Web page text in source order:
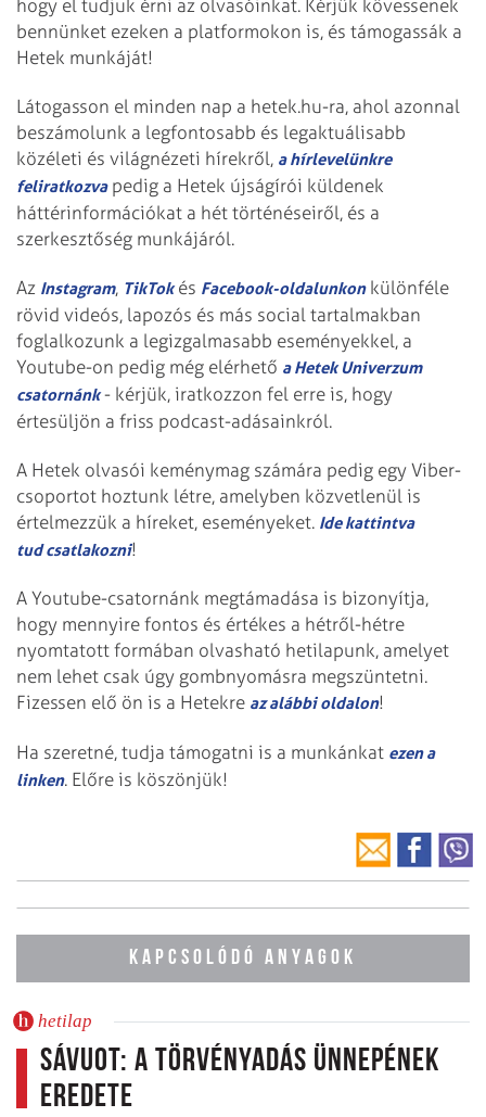
hogy el tudjuk érni az olvasóinkat. Kérjük kövessenek
bennünket ezeken a platformokon is, és támogassák a
Hetek munkáját!
Látogasson el minden nap a hetek.hu-ra, ahol azonnal
beszámolunk a legfontosabb és legaktuálisabb
közéleti és világnézeti hírekről, a hírlevelünkre
feliratkozvapedig a Hetek újságírói küldenek
háttérinformációkat a hét történéseiről, és a
szerkesztőség munkájáról.
Az Instagram, TikTokés Facebook-oldalunkonkülönféle
rövid videós, lapozós és más social tartalmakban
foglalkozunk a legizgalmasabb eseményekkel, a
Youtube-on pedig még elérhető a Hetek Univerzum
csatornánk- kérjük, iratkozzon fel erre is, hogy
értesüljön a friss podcast-adásainkról.
A Hetek olvasói keménymag számára pedig egy Viber-
csoportot hoztunk létre, amelyben közvetlenül is
értelmezzük a híreket, eseményeket. Ide kattintva
tud csatlakozni!
A Youtube-csatornánk megtámadása is bizonyítja,
hogy mennyire fontos és értékes a hétről-hétre
nyomtatott formában olvasható hetilapunk, amelyet
nem lehet csak úgy gombnyomásra megszüntetni.
Fizessen elő ön is a Hetekre az alábbi oldalon!
Ha szeretné, tudja támogatni is a munkánkat ezen a
linken. Előre is köszönjük!
KAPCSOLÓDÓ ANYAGOK
hetilap
Sávuot: a törvényadás ünnepének
eredete